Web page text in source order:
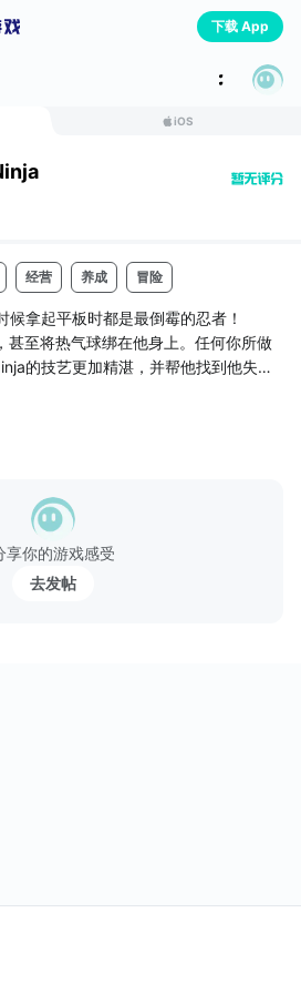
下载 App
iOS
经营 养成 冒险
拿起平板时都是最倒霉的忍者！
甚至将热气球绑在他身上。任何你所做
的技艺更加精湛，并帮他找到他失踪
独特的。准备迎接惊喜…哦，请好好照
和超级特殊的忍者移动！给他的老师留
的路上赚取新的忍者腰带，或从超过70
享你的游戏感受
去发帖